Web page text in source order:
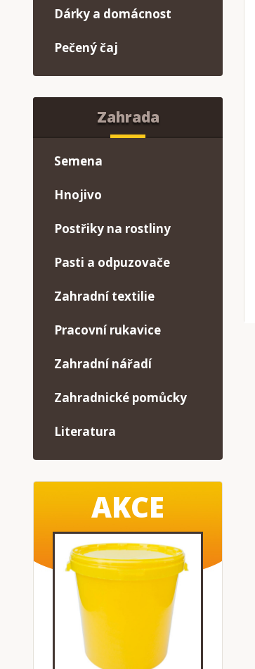
Dárky a domácnost
Pečený čaj
Zahrada
Semena
Hnojivo
Postřiky na rostliny
Pasti a odpuzovače
Zahradní textilie
Pracovní rukavice
Zahradní nářadí
Zahradnické pomůcky
Literatura
AKCE